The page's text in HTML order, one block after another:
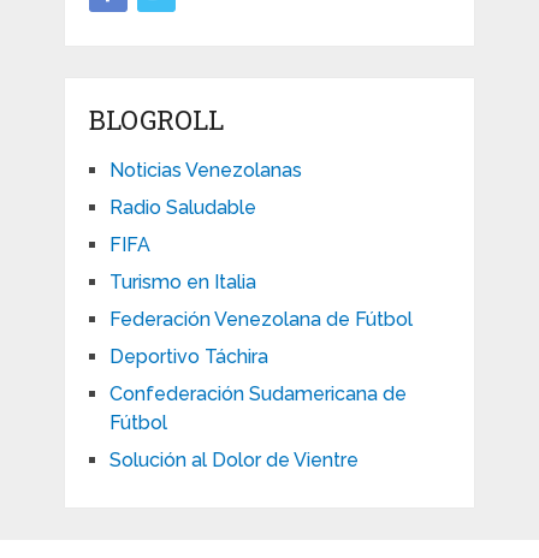
BLOGROLL
Noticias Venezolanas
Radio Saludable
FIFA
Turismo en Italia
Federación Venezolana de Fútbol
Deportivo Táchira
Confederación Sudamericana de
Fútbol
Solución al Dolor de Vientre